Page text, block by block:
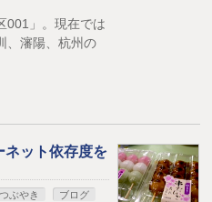
001」。現在では
、瀋陽、杭州の
ネット依存度を
つぶやき
ブログ